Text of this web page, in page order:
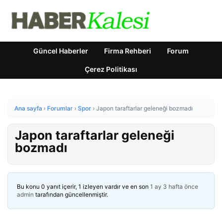
Güncel Haberler Firma Rehberi Forum
Çerez Politikası
Ana sayfa › Forumlar › Spor › Japon taraftarlar geleneği bozmadı
Japon taraftarlar geleneği
bozmadı
Bu konu 0 yanıt içerir, 1 izleyen vardır ve en son 1 ay 3 hafta önce
admin tarafından güncellenmiştir.